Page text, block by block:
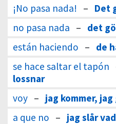
¡No pasa nada! – Det
no pasa nada – det
están haciendo – de
se hace saltar el tapón
lossnar
voy – jag kommer,
a que no – jag slår